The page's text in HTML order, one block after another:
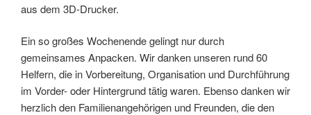
aus dem 3D-Drucker.
Ein so großes Wochenende gelingt nur durch
gemeinsames Anpacken. Wir danken unseren rund 60
Helfern, die in Vorbereitung, Organisation und Durchführung
im Vorder- oder Hintergrund tätig waren. Ebenso danken wir
herzlich den Familienangehörigen und Freunden, die den